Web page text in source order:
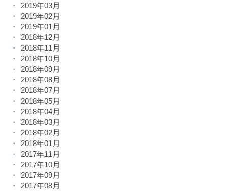
2019年03月
2019年02月
2019年01月
2018年12月
2018年11月
2018年10月
2018年09月
2018年08月
2018年07月
2018年05月
2018年04月
2018年03月
2018年02月
2018年01月
2017年11月
2017年10月
2017年09月
2017年08月